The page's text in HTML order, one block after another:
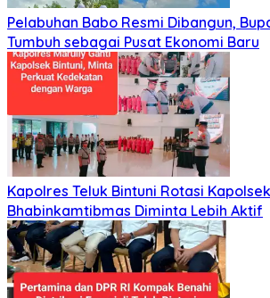
Pelabuhan Babo Resmi Dibangun,
Tumbuh sebagai Pusat Ekonomi Baru
Kapolres Teluk Bintuni Rotasi
Bhabinkamtibmas Diminta Lebih Aktif